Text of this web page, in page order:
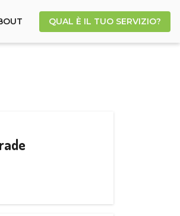
QUAL È IL TUO SERVIZIO?